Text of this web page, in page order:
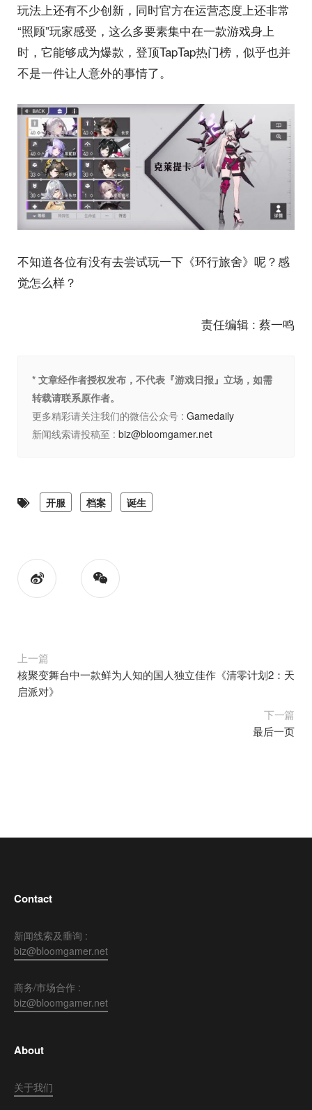
玩法上还有不少创新，同时官方在运营态度上还非常
“照顾”玩家感受，这么多要素集中在一款游戏身上
时，它能够成为爆款，登顶TapTap热门榜，似乎也并
不是一件让人意外的事情了。
不知道各位有没有去尝试玩一下《环行旅舍》呢？感
觉怎么样？
责任编辑 : 蔡一鸣
* 文章经作者授权发布，不代表『游戏日报』立场，如需
转载请联系原作者。
更多精彩请关注我们的微信公众号 : Gamedaily
新闻线索请投稿至 : biz@bloomgamer.net
开服 档案 诞生
上一篇
核聚变舞台中一款鲜为人知的国人独立佳作《清零计划2：天
启派对》
下一篇
最后一页
Contact
新闻线索及垂询 :
biz@bloomgamer.net
商务/市场合作 :
biz@bloomgamer.net
About
关于我们